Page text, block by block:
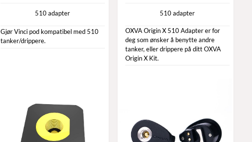
510 adapter
Gjør Vinci pod kompatibel med 510
tanker/drippere.
510 adapter
OXVA Origin X 510 Adapter er for
deg som ønsker å benytte andre
tanker, eller drippere på ditt OXVA
Origin X Kit.